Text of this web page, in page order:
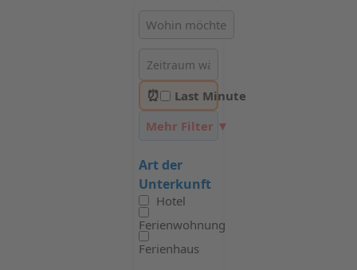
⏰
Last Minute
Mehr Filter ▼
Art der
Unterkunft
Hotel
Ferienwohnung
Ferienhaus